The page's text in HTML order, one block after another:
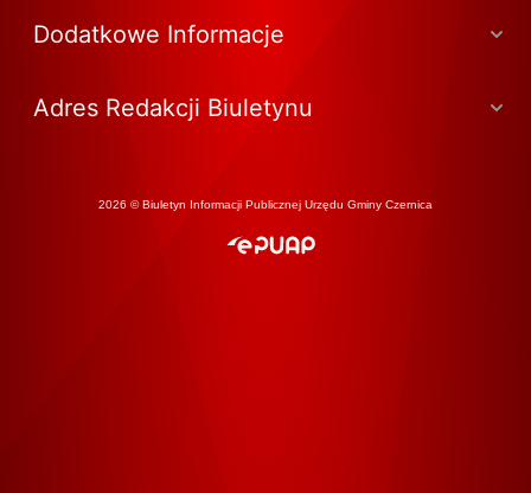
Dodatkowe Informacje
Adres Redakcji Biuletynu
2026 © Biuletyn Informacji Publicznej Urzędu Gminy Czernica